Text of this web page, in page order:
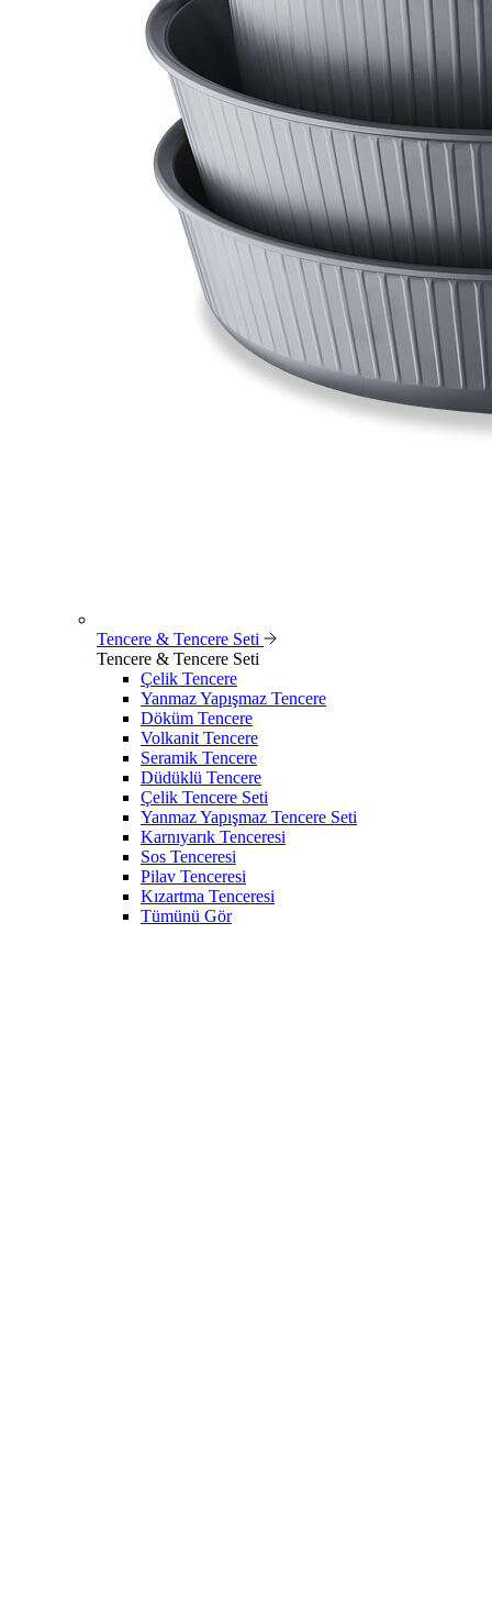
Tencere & Tencere Seti
Tencere & Tencere Seti
Çelik Tencere
Yanmaz Yapışmaz Tencere
Döküm Tencere
Volkanit Tencere
Seramik Tencere
Düdüklü Tencere
Çelik Tencere Seti
Yanmaz Yapışmaz Tencere Seti
Karnıyarık Tenceresi
Sos Tenceresi
Pilav Tenceresi
Kızartma Tenceresi
Tümünü Gör